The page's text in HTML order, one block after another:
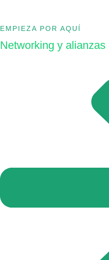
EMPIEZA POR AQUÍ
Networking y alianzas